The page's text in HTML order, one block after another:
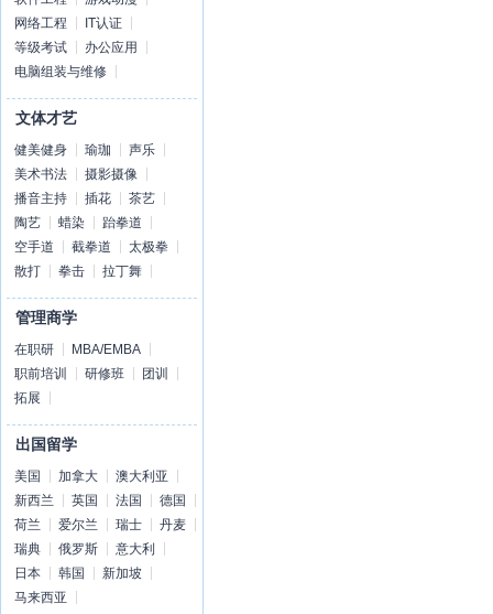
网络工程
IT认证
等级考试
办公应用
电脑组装与维修
文体才艺
健美健身 瑜珈
声乐
美术书法
摄影摄像
播音主持
插花
茶艺
陶艺
蜡染
跆拳道
空手道
截拳道
太极拳
散打
拳击 拉丁舞
管理商学
在职研
MBA/EMBA
职前培训
研修班
团训
拓展
出国留学
美国 加拿大
澳大利亚
新西兰
英国 法国
德国
荷兰
爱尔兰 瑞士
丹麦
瑞典
俄罗斯
意大利
日本
韩国
新加坡
马来西亚